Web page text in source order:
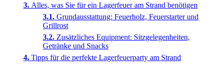
Alles, was Sie für ein Lagerfeuer am Strand benötigen
Grundausstattung: Feuerholz, Feuerstarter und
Grillrost
Zusätzliches Equipment: Sitzgelegenheiten,
Getränke und Snacks
Tipps für die perfekte Lagerfeuerparty am Strand